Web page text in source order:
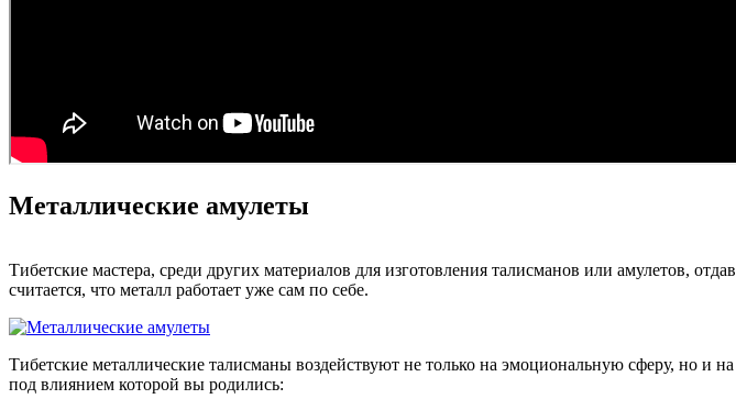
Металлические амулеты
Тибетские мастера, среди других материалов для изготовления талисманов или амулетов,
считается, что металл работает уже сам по себе.
Тибетские металлические талисманы воздействуют не только на эмоциональную сферу, но и
под влиянием которой вы родились: